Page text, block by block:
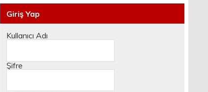
Giriş Yap
Kullanıcı Adı
Şifre